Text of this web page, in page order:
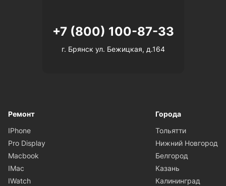
+7 (800) 100-87-33
г. Брянск ул. Бежицкая, д.164
Ремонт
IPhone
Pro Display
Macbook
IMac
IWatch
Города
Тольятти
Нижний Новгород
Белгород
Казань
Калининград